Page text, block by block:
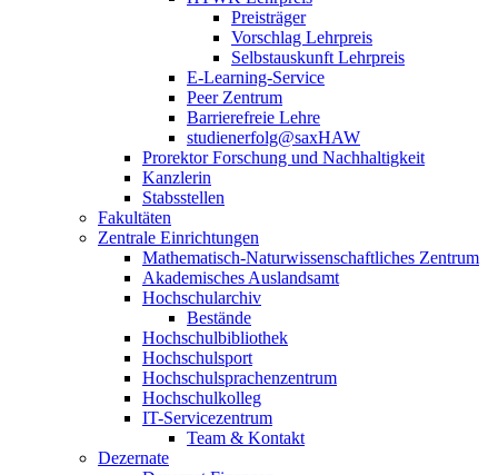
Preisträger
Vorschlag Lehrpreis
Selbstauskunft Lehrpreis
E-Learning-Service
Peer Zentrum
Barrierefreie Lehre
studienerfolg@saxHAW
Prorektor Forschung und Nachhaltigkeit
Kanzlerin
Stabsstellen
Fakultäten
Zentrale Einrichtungen
Mathematisch-Naturwissenschaftliches Zentrum
Akademisches Auslandsamt
Hochschularchiv
Bestände
Hochschulbibliothek
Hochschulsport
Hochschulsprachenzentrum
Hochschulkolleg
IT-Servicezentrum
Team & Kontakt
Dezernate